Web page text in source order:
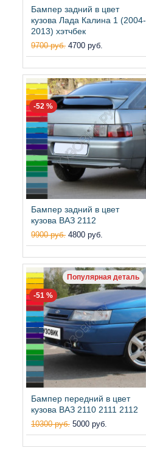
Бампер задний в цвет
кузова Лада Калина 1 (2004-
2013) хэтчбек
9700 руб. 4700 руб.
-52 %
Бампер задний в цвет
кузова ВАЗ 2112
9900 руб. 4800 руб.
Популярная деталь
-51 %
Бампер передний в цвет
кузова ВАЗ 2110 2111 2112
10300 руб. 5000 руб.